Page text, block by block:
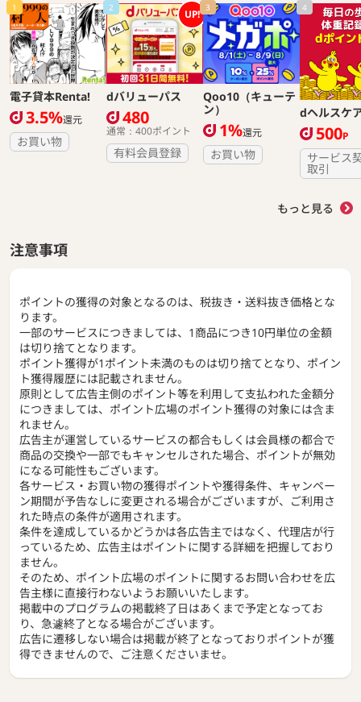
1
電子貸本Renta!
3.5%還元
お買い物
2 UP!
dバリューパス
480
通常：400ポイント
有料会員登録
3
Qoo10（キューテ
ン）
1%還元
お買い物
4
dヘルスケ
500P
サービス
取引
もっと見る
注意事項
ポイントの獲得の対象となるのは、税抜き・送料抜き価格とな
ります。
一部のサービスにつきましては、1商品につき10円単位の金額
は切り捨てとなります。
ポイント獲得が1ポイント未満のものは切り捨てとなり、ポイン
ト獲得履歴には記載されません。
原則として広告主側のポイント等を利用して支払われた金額分
につきましては、ポイント広場のポイント獲得の対象には含ま
れません。
広告主が運営しているサービスの都合もしくは会員様の都合で
商品の交換や一部でもキャンセルされた場合、ポイントが無効
になる可能性もございます。
各サービス・お買い物の獲得ポイントや獲得条件、キャンペー
ン期間が予告なしに変更される場合がございますが、ご利用さ
れた時点の条件が適用されます。
条件を達成しているかどうかは各広告主ではなく、代理店が行
っているため、広告主はポイントに関する詳細を把握しており
ません。
そのため、ポイント広場のポイントに関するお問い合わせを広
告主様に直接行わないようお願いいたします。
掲載中のプログラムの掲載終了日はあくまで予定となってお
り、急遽終了となる場合がございます。
広告に遷移しない場合は掲載が終了となっておりポイントが獲
得できませんので、ご注意くださいませ。